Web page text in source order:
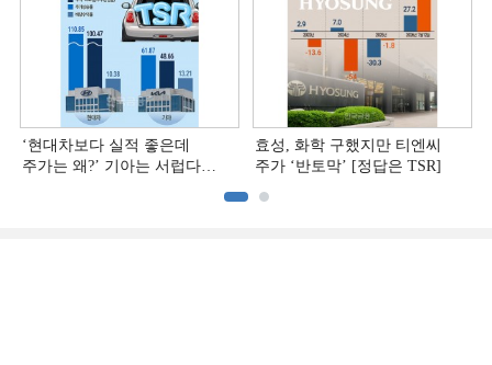
‘현대차보다 실적 좋은데
주가는 왜?ʼ 기아는 서럽다
효성, 화학 구했지만 티엔씨
주가 ‘반토막’ [정답은 TSR]